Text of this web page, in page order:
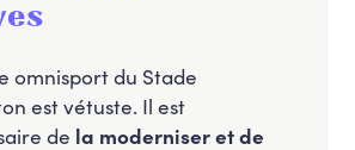
omnisport du Stade
est vétuste. Il est
de la moderniser et de